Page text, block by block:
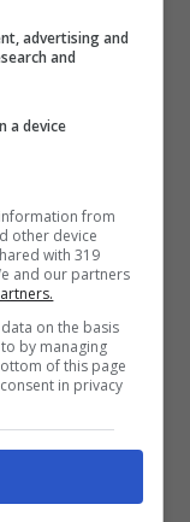
nei prossimi
(YouTube –
perché in
di una
advertising and
and
a device
from
other device
with 319
and our partners
on the basis
by managing
of this page
in privacy